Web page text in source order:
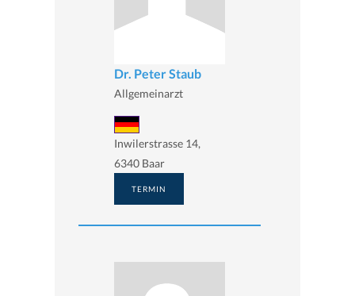
Dr. Peter Staub
Allgemeinarzt
Inwilerstrasse 14,
6340 Baar
TERMIN